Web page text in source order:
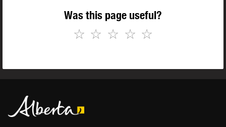
Was this page useful?
☆
☆
☆
☆
☆